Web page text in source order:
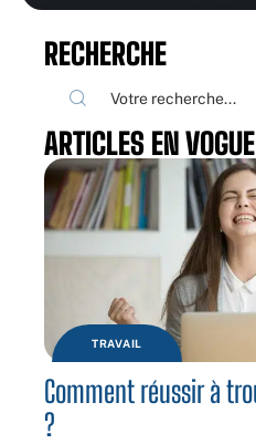
RECHERCHE
ARTICLES EN VOGUE
TRAVAIL
Comment réussir à
?